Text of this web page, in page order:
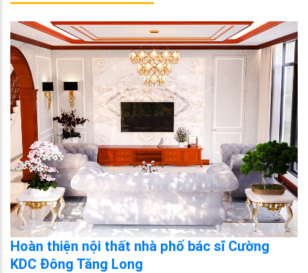
Hoàn thiện nội thất nhà phố bác sĩ Cường
KDC Đông Tăng Long